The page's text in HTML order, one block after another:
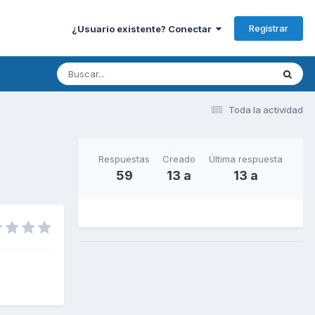
¿Usuario existente? Conectar Registrar
Toda la actividad
Respuestas
59
Creado
13 a
Última respuesta
13 a